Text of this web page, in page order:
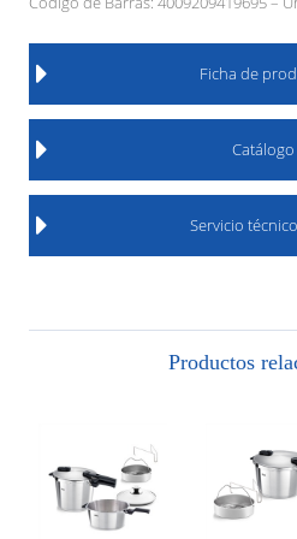
Ficha de
Catálogo
Servicio
Productos